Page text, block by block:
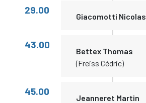
29.00
Giacomotti Nicolas
43.00
Bettex Thomas
(Freiss Cédric)
45.00
Jeanneret Martin